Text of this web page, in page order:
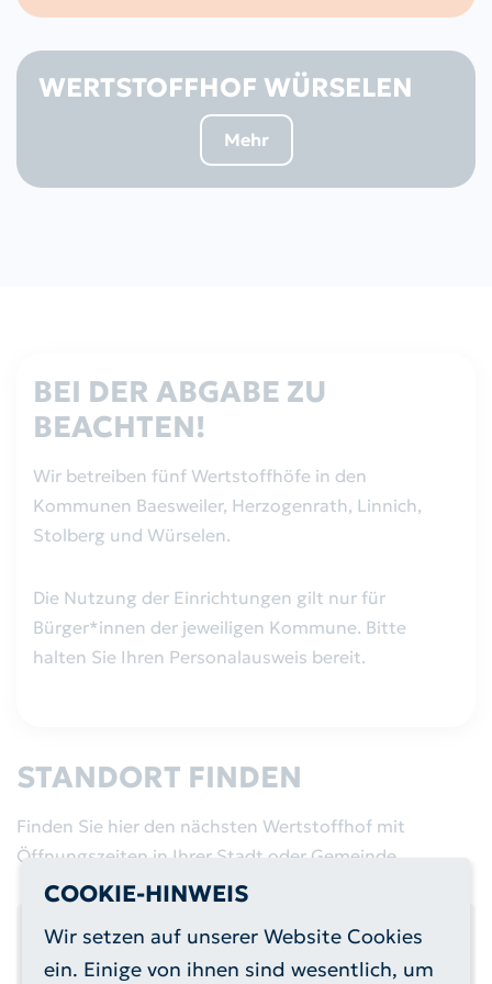
WERTSTOFFHOF WÜRSELEN
Mehr
BEI DER ABGABE ZU
BEACHTEN!
Wir betreiben fünf Wertstoffhöfe in den
Kommunen Baesweiler, Herzogenrath, Linnich,
Stolberg und Würselen.
Die Nutzung der Einrichtungen gilt nur für
Bürger*innen der jeweiligen Kommune. Bitte
halten Sie Ihren Personalausweis bereit.
STANDORT FINDEN
Finden Sie hier den nächsten Wertstoffhof mit
Öffnungszeiten in Ihrer Stadt oder Gemeinde.
COOKIE-HINWEIS
Wir setzen auf unserer Website Cookies
ein. Einige von ihnen sind wesentlich, um